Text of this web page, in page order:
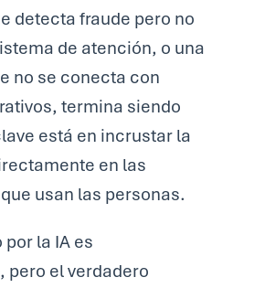
detecta fraude pero no
de atención, o una
no se conecta con
termina siendo
está en incrustar la
en las
usan las personas.
la IA es
pero el verdadero